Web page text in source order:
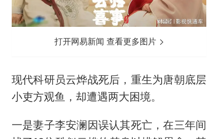
打开网易新闻 查看更多图片
现代科研员云烨战死后，重生为唐朝底层
小吏方观鱼，却遭遇两大困境。
一是妻子李安澜因误认其死亡，在三年间